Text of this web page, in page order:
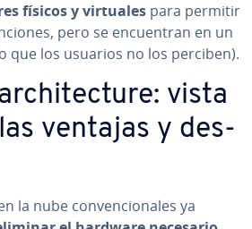
físicos y virtuales para permitir
pero se en­cue­n­tran en un
que los usuarios no los perciben).
vista
ventajas y de­s­
la nube co­n­ve­n­cio­na­les ya